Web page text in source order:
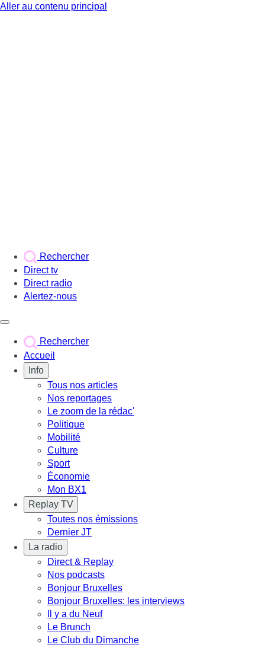
Aller au contenu principal
Rechercher
Direct tv
Direct radio
Alertez-nous
Rechercher
Accueil
Info
Tous nos articles
Nos reportages
Le zoom de la rédac'
Politique
Mobilité
Culture
Sport
Économie
Mon BX1
Replay TV
Toutes nos émissions
Dernier JT
La radio
Direct & Replay
Nos podcasts
Bonjour Bruxelles
Bonjour Bruxelles: les interviews
Il y a du Neuf
Le Brunch
Le Club du Dimanche